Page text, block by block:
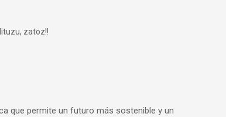
zatoz!!
que permite un futuro más sostenible y un